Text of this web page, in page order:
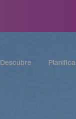
Descubre Planifica